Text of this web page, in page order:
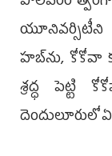
యూనివర్సిటీని
హబ్‌ను, కోకోవా
శ్రద్ధ పెట్టి
దెందులూరులో